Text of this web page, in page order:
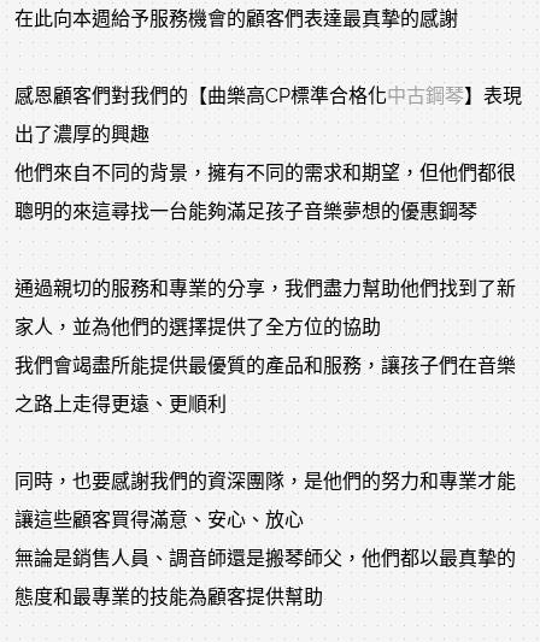
在此向本週給予服務機會的顧客們表達最真摯的感謝
感恩顧客們對我們的【曲樂高CP標準合格化中古鋼琴】表現
出了濃厚的興趣
他們來自不同的背景，擁有不同的需求和期望，但他們都很
聰明的來這尋找一台能夠滿足孩子音樂夢想的優惠鋼琴
通過親切的服務和專業的分享，我們盡力幫助他們找到了新
家人，並為他們的選擇提供了全方位的協助
我們會竭盡所能提供最優質的產品和服務，讓孩子們在音樂
之路上走得更遠、更順利
同時，也要感謝我們的資深團隊，是他們的努力和專業才能
讓這些顧客買得滿意、安心、放心
無論是銷售人員、調音師還是搬琴師父，他們都以最真摯的
態度和最專業的技能為顧客提供幫助